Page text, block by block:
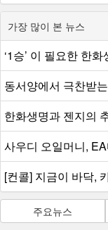
가장 많이 본 뉴스
‘1승’ 이 필요한 한
동서양에서 극찬받
한화생명과 젠지의
사우디 오일머니,
[컨콜] 지금이 바닥,
주요뉴스